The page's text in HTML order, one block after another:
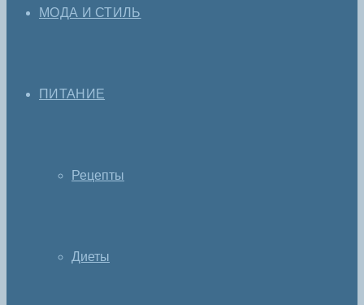
МОДА И СТИЛЬ
ПИТАНИЕ
Рецепты
Диеты